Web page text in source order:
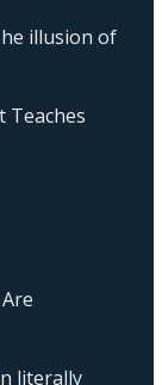
illusion of
Teaches
literally